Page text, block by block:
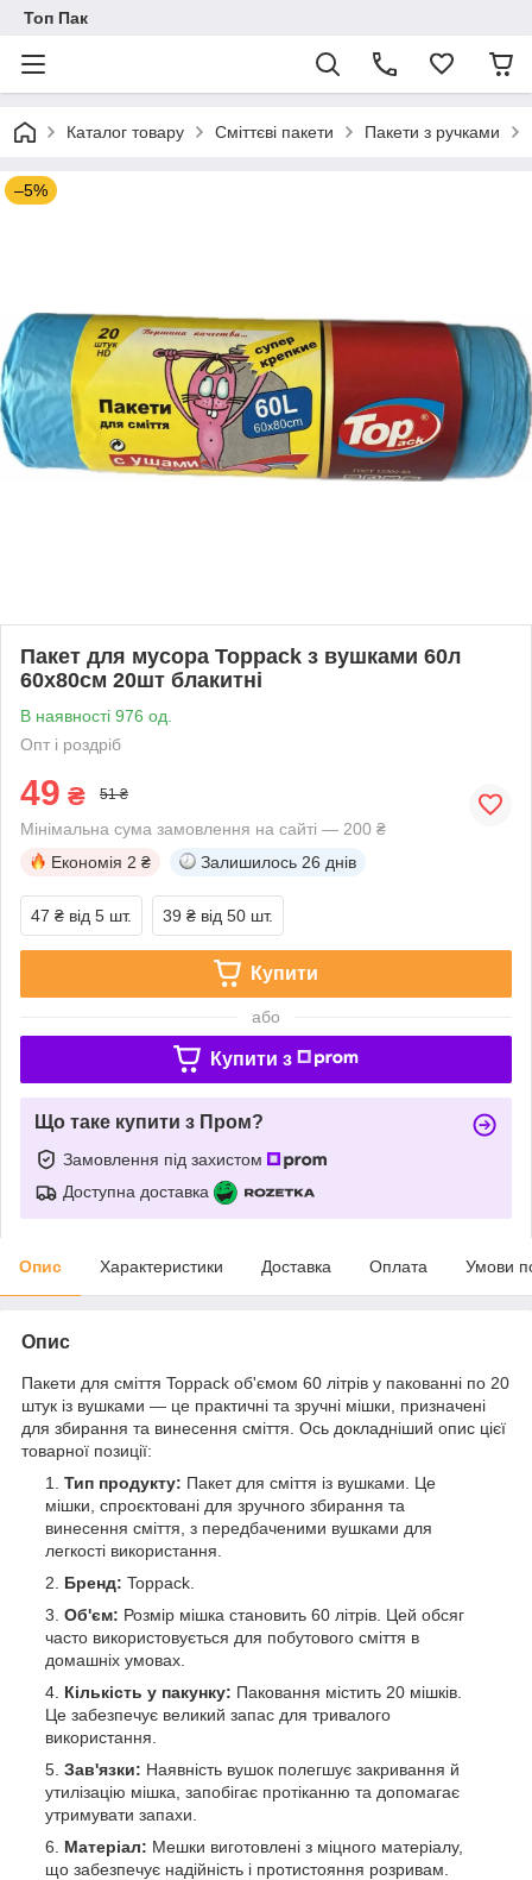
Топ Пак
Каталог товару Сміттєві пакети Пакети з ручками
–5%
Пакет для мусора Toppack з вушками 60л
60х80см 20шт блакитні
В наявності 976 од.
Опт і роздріб
49 ₴ 51 ₴
Мінімальна сума замовлення на сайті — 200 ₴
Економія 2 ₴ Залишилось 26 днів
47 ₴ від 5 шт. 39 ₴ від 50 шт.
Купити
або
Купити з
Що таке купити з Пром?
Замовлення під захистом
Доступна доставка
Опис Характеристики Доставка Оплата Умови
Опис
Пакети для сміття Toppack об'ємом 60 літрів у пакованні по 20
штук із вушками — це практичні та зручні мішки, призначені
для збирання та винесення сміття. Ось докладніший опис цієї
товарної позиції:
Тип продукту: Пакет для сміття із вушками. Це
мішки, спроєктовані для зручного збирання та
винесення сміття, з передбаченими вушками для
легкості використання.
Бренд: Toppack.
Об'єм: Розмір мішка становить 60 літрів. Цей обсяг
часто використовується для побутового сміття в
домашніх умовах.
Кількість у пакунку: Паковання містить 20 мішків.
Це забезпечує великий запас для тривалого
використання.
Зав'язки: Наявність вушок полегшує закривання й
утилізацію мішка, запобігає протіканню та допомагає
утримувати запахи.
Матеріал: Мешки виготовлені з міцного матеріалу,
що забезпечує надійність і протистояння розривам.